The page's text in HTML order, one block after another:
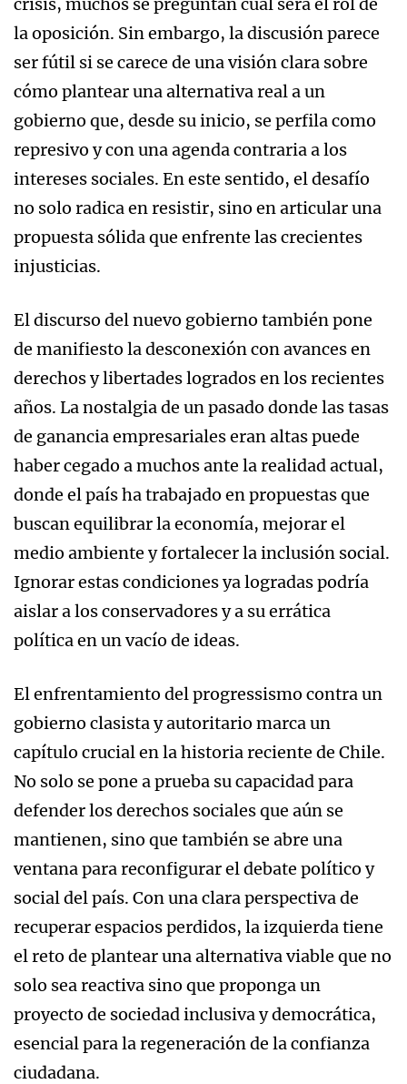
la oposición. Sin embargo, la discusión parece
ser fútil si se carece de una visión clara sobre
cómo plantear una alternativa real a un
gobierno que, desde su inicio, se perfila como
represivo y con una agenda contraria a los
intereses sociales. En este sentido, el desafío
no solo radica en resistir, sino en articular una
propuesta sólida que enfrente las crecientes
injusticias.
El discurso del nuevo gobierno también pone
de manifiesto la desconexión con avances en
derechos y libertades logrados en los recientes
años. La nostalgia de un pasado donde las tasas
de ganancia empresariales eran altas puede
haber cegado a muchos ante la realidad actual,
donde el país ha trabajado en propuestas que
buscan equilibrar la economía, mejorar el
medio ambiente y fortalecer la inclusión social.
Ignorar estas condiciones ya logradas podría
aislar a los conservadores y a su errática
política en un vacío de ideas.
El enfrentamiento del progressismo contra un
gobierno clasista y autoritario marca un
capítulo crucial en la historia reciente de Chile.
No solo se pone a prueba su capacidad para
defender los derechos sociales que aún se
mantienen, sino que también se abre una
ventana para reconfigurar el debate político y
social del país. Con una clara perspectiva de
recuperar espacios perdidos, la izquierda tiene
el reto de plantear una alternativa viable que no
solo sea reactiva sino que proponga un
proyecto de sociedad inclusiva y democrática,
esencial para la regeneración de la confianza
ciudadana.